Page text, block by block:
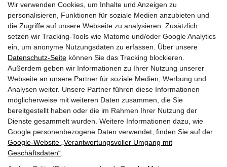
Wir verwenden Cookies, um Inhalte und Anzeigen zu
personalisieren, Funktionen für soziale Medien anzubieten und
die Zugriffe auf unsere Webseite zu analysieren. Zusätzlich
setzen wir Tracking-Tools wie Matomo und/oder Google Analytics
ein, um anonyme Nutzungsdaten zu erfassen. Über unsere
Datenschutz-Seite können Sie das Tracking blockieren.
Außerdem geben wir Informationen zu Ihrer Nutzung unserer
Webseite an unsere Partner für soziale Medien, Werbung und
Analysen weiter. Unsere Partner führen diese Informationen
möglicherweise mit weiteren Daten zusammen, die Sie
bereitgestellt haben oder die im Rahmen Ihrer Nutzung der
Dienste gesammelt wurden. Weitere Informationen dazu, wie
Google personenbezogene Daten verwendet, finden Sie auf der
Google‑Website „Verantwortungsvoller Umgang mit
Geschäftsdaten“
GEMEINDEN
AKTUELLES
PARTNER
LINKS
SITEMAP
IMPRESSUM & DATENSCHUTZ